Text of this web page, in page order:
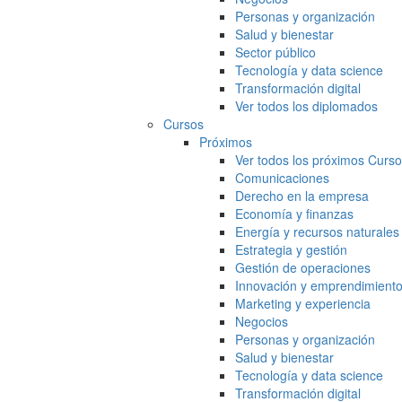
Personas y organización
Salud y bienestar
Sector público
Tecnología y data science
Transformación digital
Ver todos los diplomados
Cursos
Próximos
Ver todos los próximos
Comunicaciones
Derecho en la empresa
Economía y finanzas
Energía y recursos naturales
Estrategia y gestión
Gestión de operaciones
Innovación y emprendimiento
Marketing y experiencia
Negocios
Personas y organización
Salud y bienestar
Tecnología y data science
Transformación digital